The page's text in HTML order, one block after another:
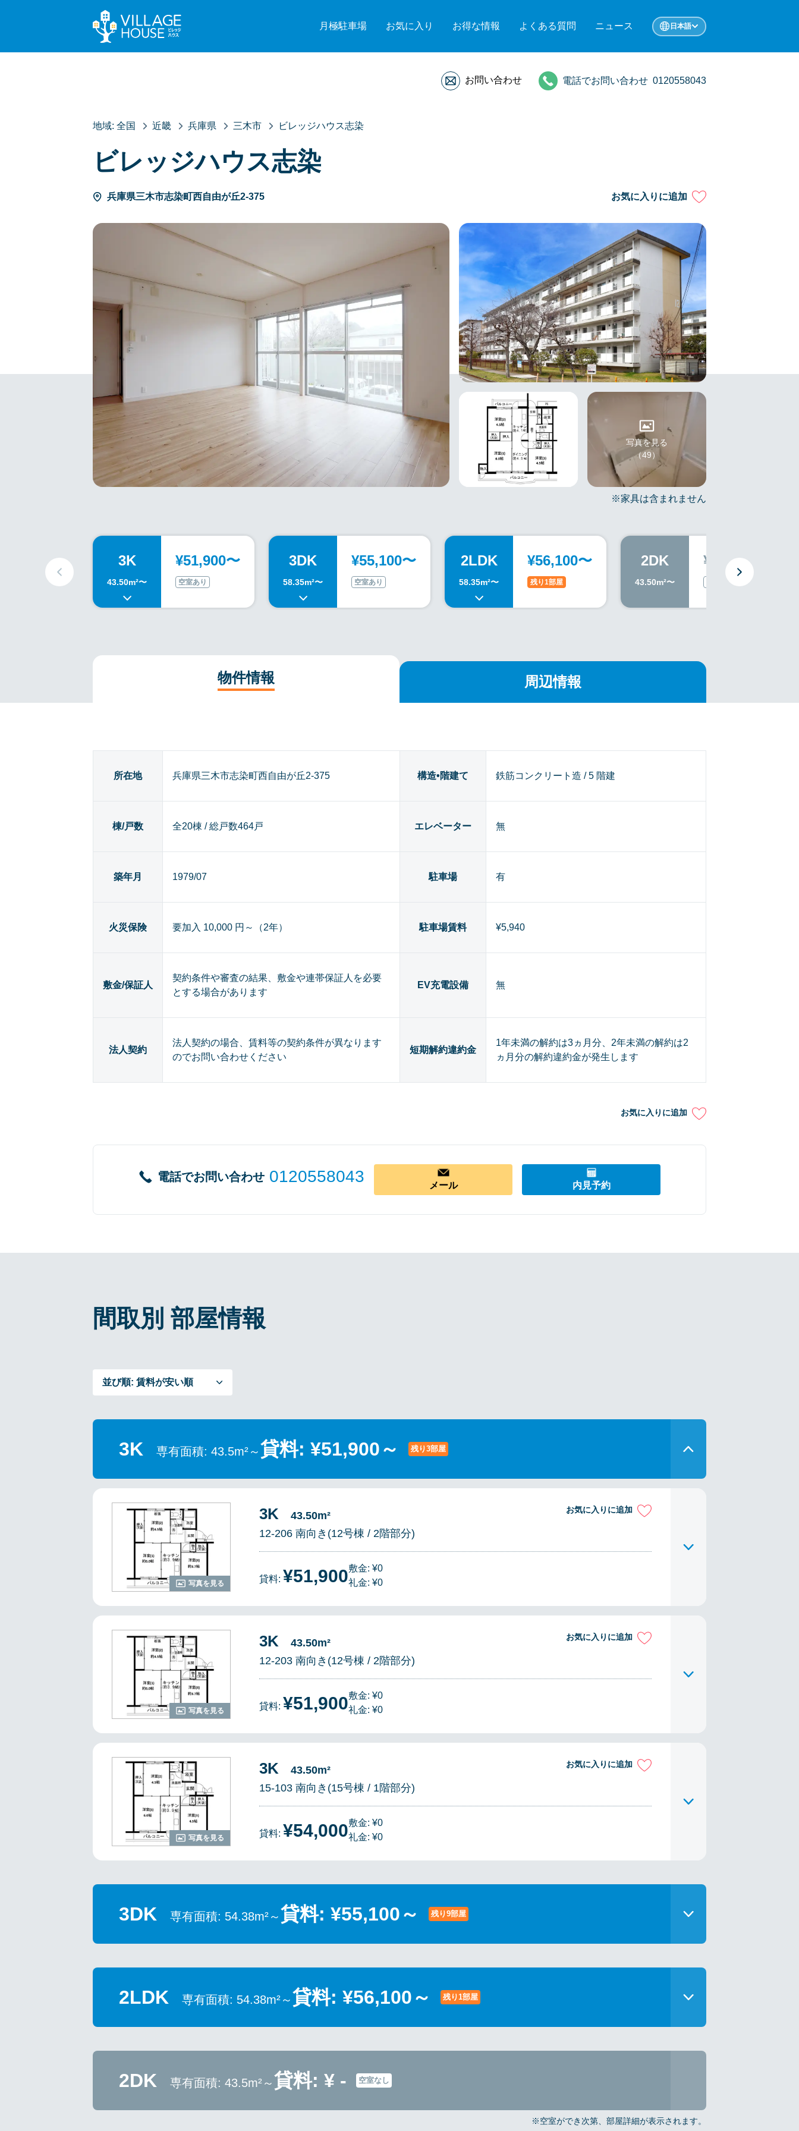
月極駐車場 お気に入り お得な情報 よくある質問 ニュース 日本語
お問い合わせ 電話でお問い合わせ 0120558043
地域: 全国 近畿 兵庫県 三木市 ビレッジハウス志染
ビレッジハウス志染
兵庫県三木市志染町西自由が丘2-375 お気に入りに追加
写真を見る
（49）
※家具は含まれません
3K
43.50m²〜
¥51,900〜
空室あり
3DK
58.35m²〜
¥55,100〜
空室あり
2LDK
58.35m²〜
¥56,100〜
残り1部屋
2DK
43.50m²〜
¥-
空室なし
物件情報 周辺情報
所在地 兵庫県三木市志染町西自由が丘2-375 構造•階建て 鉄筋コンクリート造 / 5 階建
棟/戸数 全20棟 / 総戸数464戸 エレベーター 無
築年月 1979/07 駐車場 有
火災保険 要加入 10,000 円～（2年） 駐車場賃料 ¥5,940
敷金/保証人
契約条件や審査の結果、敷金や連帯保証人を必要
とする場合があります
EV充電設備 無
法人契約
法人契約の場合、賃料等の契約条件が異なります
のでお問い合わせください
短期解約違約金
1年未満の解約は3ヵ月分、2年未満の解約は2
ヵ月分の解約違約金が発生します
お気に入りに追加
電話でお問い合わせ 0120558043 メール 内見予約
間取別 部屋情報
並び順: 賃料が安い順
3K 専有面積: 43.5m²～貸料: ¥51,900～ 残り3部屋
写真を見る
3K
43.50m²
12-206 南向き(12号棟 / 2階部分)
お気に入りに追加
貸料: ¥51,900敷金: ¥0
礼金: ¥0
写真を見る
3K
43.50m²
12-203 南向き(12号棟 / 2階部分)
お気に入りに追加
貸料: ¥51,900敷金: ¥0
礼金: ¥0
写真を見る
3K
43.50m²
15-103 南向き(15号棟 / 1階部分)
お気に入りに追加
貸料: ¥54,000敷金: ¥0
礼金: ¥0
3DK 専有面積: 54.38m²～貸料: ¥55,100～ 残り9部屋
2LDK 専有面積: 54.38m²～貸料: ¥56,100～ 残り1部屋
2DK 専有面積: 43.5m²～貸料: ¥ - 空室なし
※空室ができ次第、部屋詳細が表示されます。